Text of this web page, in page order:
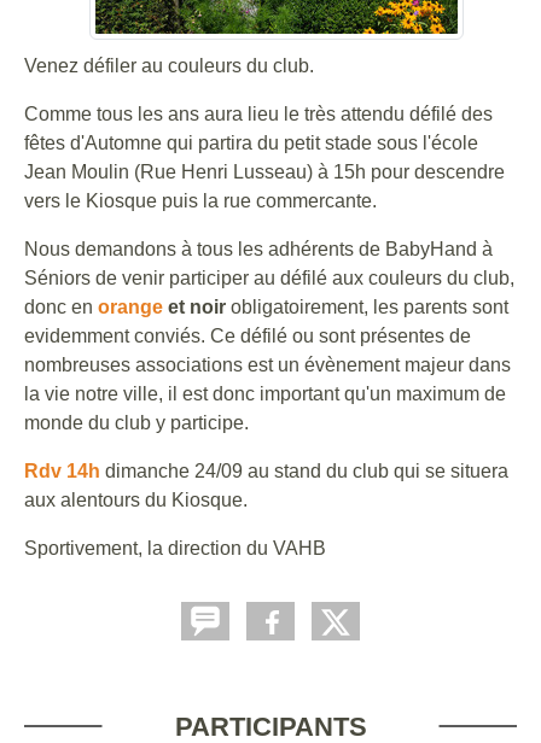
Venez défiler au couleurs du club.
Comme tous les ans aura lieu le très attendu défilé des
fêtes d'Automne qui partira du petit stade sous l'école
Jean Moulin (Rue Henri Lusseau) à 15h pour descendre
vers le Kiosque puis la rue commercante.
Nous demandons à tous les adhérents de BabyHand à
Séniors de venir participer au défilé aux couleurs du club,
donc en orange et noir obligatoirement, les parents sont
evidemment conviés. Ce défilé ou sont présentes de
nombreuses associations est un évènement majeur dans
la vie notre ville, il est donc important qu'un maximum de
monde du club y participe.
Rdv 14h dimanche 24/09 au stand du club qui se situera
aux alentours du Kiosque.
Sportivement, la direction du VAHB
PARTICIPANTS